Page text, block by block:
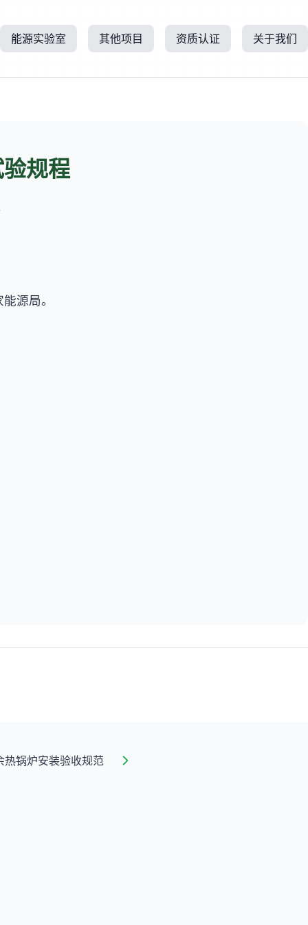
能源实验室 其他项目 资质认证 关于我们
规程
源局。
锅炉安装验收规范